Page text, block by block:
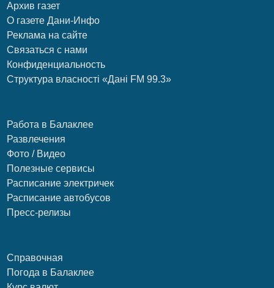
Архив газет
О газете Дани-Инфо
Реклама на сайте
Связаться с нами
Конфиденциальность
Структура власності «Дані FM 99.3»
Работа в Балаклее
Развлечения
Фото / Видео
Полезные сервисы
Расписание электричек
Расписание автобусов
Пресс-релизы
Справочная
Погода в Балаклее